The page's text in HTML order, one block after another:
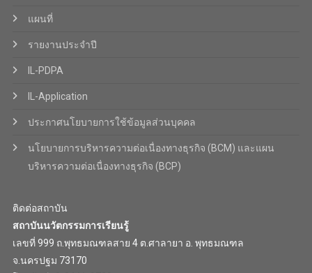
แผนที่
รายงานประจำปี
IL-PDPA
IL-Application
ประกาศนโยบายการใช้ข้อมูลส่วนบุคคล
นโยบายการบริหารความต่อเนื่องทางธุรกิจ (BCM) และแผน
บริหารความต่อเนื่องทางธุรกิจ (BCP)
ติดต่อสถาบัน
สถาบันนวัตกรรมการเรียนรู้
เลขที่ 999 ถ.พุทธมณฑลสาย 4 ต.ศาลายา อ. พุทธมณฑล
จ.นครปฐม 73170